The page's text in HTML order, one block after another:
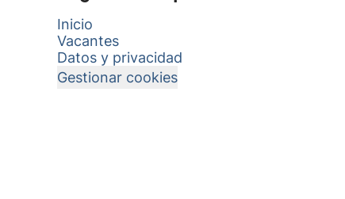
Inicio
Vacantes
Datos y privacidad
Gestionar cookies